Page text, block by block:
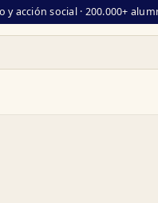
y acción social · 200.000+